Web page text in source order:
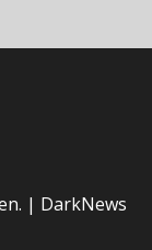
| DarkNews